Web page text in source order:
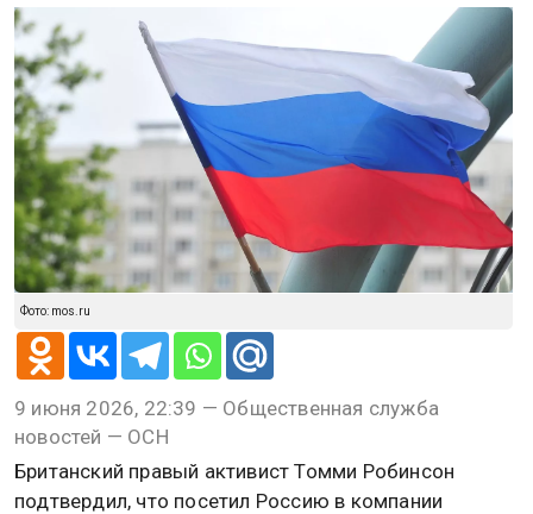
Фото: mos.ru
9 июня 2026, 22:39 — Общественная служба
новостей — ОСН
Британский правый активист Томми Робинсон
подтвердил, что посетил Россию в компании